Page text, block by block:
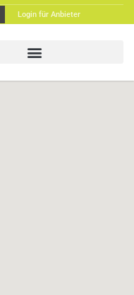
Login für Anbieter